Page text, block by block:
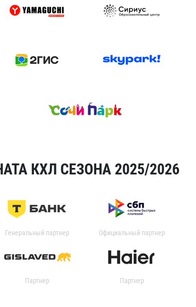
КХЛ СЕЗОНА 2025/2026
Генеральный партнер Официальный партнер
Партнер Партнер